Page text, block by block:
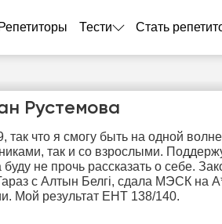
Репетиторы Тести Стать
Рустемова
так что я смогу быть на одной
так и со взрослыми.
буду не прочь рассказать о себе.
с Алтын Белгі, сдала МЭСК на
Мой результат ЕНТ 138/140.